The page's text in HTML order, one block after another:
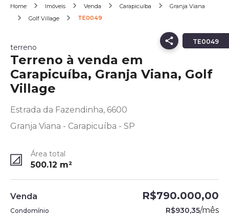
Home Imóveis Venda Carapicuíba
Granja Viana
Golf Village
TE0049
TE0049
terreno
Terreno à venda em
Carapicuíba, Granja Viana, Golf
Village
Estrada da Fazendinha, 6600
Granja Viana - Carapicuíba - SP
Área total
500.12 m²
Venda R$790.000,00
Condomínio R$930,35/mês